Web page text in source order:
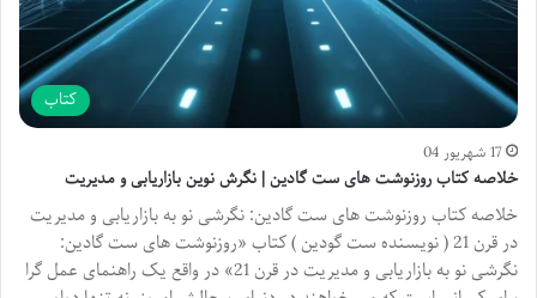
کتاب
17 شهریور 04
خلاصه کتاب روزنوشت های ست گادین | نگرش نوین بازاریابی و مدیریت
خلاصه کتاب روزنوشت های ست گادین: نگرشی نو به بازاریابی و مدیریت
در قرن 21 ( نویسنده ست گودین ) کتاب «روزنوشت های ست گادین:
نگرشی نو به بازاریابی و مدیریت در قرن 21» در واقع یک راهنمای عمل گرا